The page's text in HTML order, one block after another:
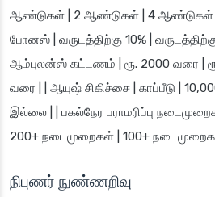
ஆண்டுகள் | 2 ஆண்டுகள் | 4 ஆண்டுகள் |
போனஸ் | வருடத்திற்கு 10% | வருடத்திற்கு
ஆம்புலன்ஸ் கட்டணம் | ரூ. 2000 வரை |
வரை | | ஆயுஷ் சிகிச்சை | காப்பீடு |
இல்லை | | பகல்நேர பராமரிப்பு
200+ நடைமுறைகள் | 100+
நிபுணர் நுண்ணறிவு